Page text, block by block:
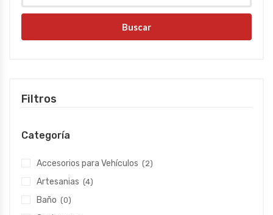
Buscar
Filtros
Categoría
Accesorios para Vehículos (2)
Artesanias (4)
Baño (0)